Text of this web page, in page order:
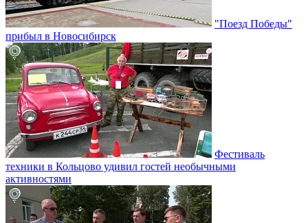
"Поезд Победы"
прибыл в Новосибирск
Фестиваль
техники в Кольцово удивил гостей необычными
активностями